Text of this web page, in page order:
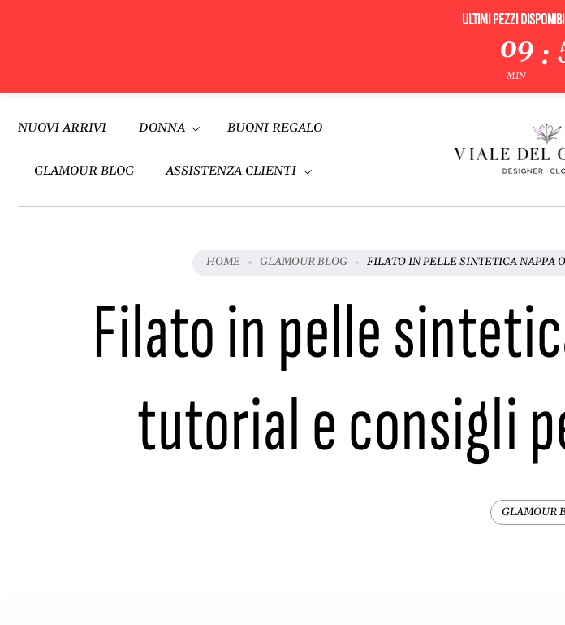
contenuto
ULTIMI PEZZI
09
MIN
:
NUOVI ARRIVI DONNA BUONI REGALO
GLAMOUR BLOG ASSISTENZA CLIENTI
HOME GLAMOUR BLOG FILATO IN PELLE SINTETICA NAPPA
Filato in pelle
tutorial e consigli
GLAMOUR